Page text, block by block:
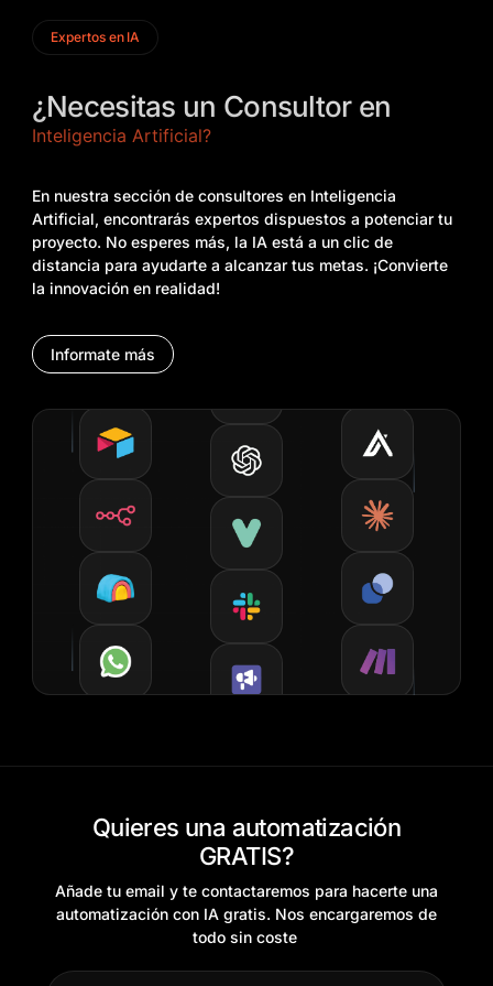
Expertos en IA
¿Necesitas un Consultor en
Inteligencia Artificial?
En nuestra sección de consultores en Inteligencia
Artificial, encontrarás expertos dispuestos a potenciar tu
proyecto. No esperes más, la IA está a un clic de
distancia para ayudarte a alcanzar tus metas. ¡Convierte
la innovación en realidad!
Informate más
Quieres una automatización
GRATIS?
Añade tu email y te contactaremos para hacerte una
automatización con IA gratis. Nos encargaremos de
todo sin coste